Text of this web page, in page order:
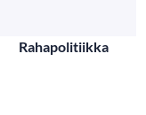
Rahapolitiikka